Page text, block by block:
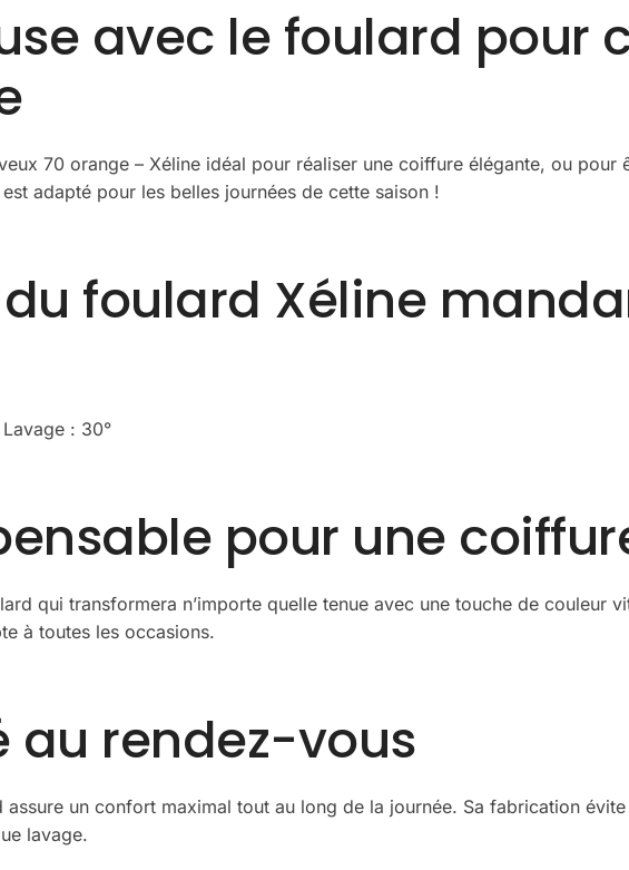
avec le foulard pour
70 orange – Xéline idéal pour réaliser une coiffure élégante, ou pour
adapté pour les belles journées de cette saison !
foulard Xéline
: 30°
pour une
qui transformera n’importe quelle tenue avec une touche de couleur
à toutes les occasions.
au rendez-vous
un confort maximal tout au long de la journée. Sa fabrication
lavage.